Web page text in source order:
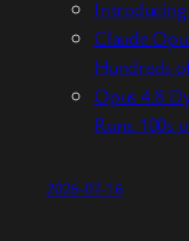
Claude
Hundreds
Opus 4.8
Runs 100s
2026-07-16